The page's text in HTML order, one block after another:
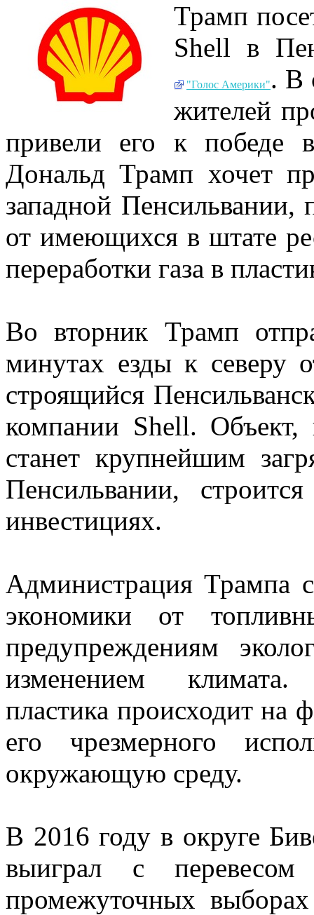
Трамп
Shell в
"Голос Америки". В
жителей
привели его к победе
Дональд Трамп хочет
западной Пенсильвании,
от имеющихся в штате
переработки газа в
Во вторник Трамп
минутах езды к северу
строящийся
компании Shell. Объект,
станет крупнейшим
Пенсильвании,
инвестициях.
Администрация Трампа
экономики от
предупреждениям
изменением климата.
пластика происходит на
его чрезмерного
окружающую среду.
В 2016 году в округе
выиграл с
промежуточных